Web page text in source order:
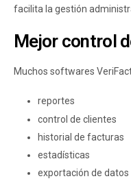
facilita la gestión
Mejor control
Muchos softwares
reportes
control de clientes
historial de facturas
estadísticas
exportación de datos